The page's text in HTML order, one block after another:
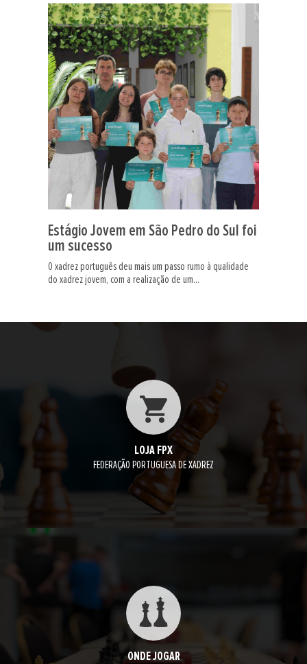
Estágio Jovem em São Pedro do Sul foi
um sucesso
O xadrez português deu mais um passo rumo à qualidade
do xadrez jovem, com a realização de um...
LOJA FPX
FEDERAÇÃO PORTUGUESA DE XADREZ
ONDE JOGAR